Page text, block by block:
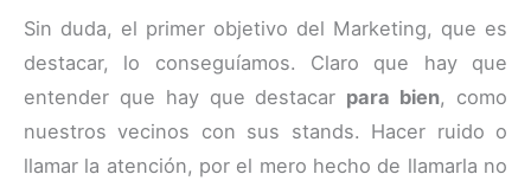
Sin duda, el primer objetivo del Marketing, que es
destacar, lo conseguíamos. Claro que hay que
entender que hay que destacar para bien, como
nuestros vecinos con sus stands. Hacer ruido o
llamar la atención, por el mero hecho de llamarla no